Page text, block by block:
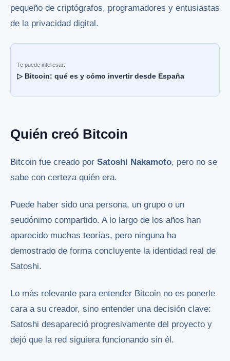
pequeño de criptógrafos, programadores y entusiastas
de la privacidad digital.
Te puede interesar:
▷ Bitcoin: qué es y cómo invertir desde España
Quién creó Bitcoin
Bitcoin fue creado por Satoshi Nakamoto, pero no se
sabe con certeza quién era.
Puede haber sido una persona, un grupo o un
seudónimo compartido. A lo largo de los años han
aparecido muchas teorías, pero ninguna ha
demostrado de forma concluyente la identidad real de
Satoshi.
Lo más relevante para entender Bitcoin no es ponerle
cara a su creador, sino entender una decisión clave:
Satoshi desapareció progresivamente del proyecto y
dejó que la red siguiera funcionando sin él.